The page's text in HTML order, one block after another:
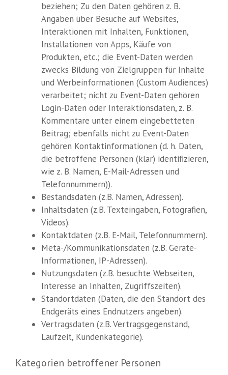
beziehen; Zu den Daten gehören z. B.
Angaben über Besuche auf Websites,
Interaktionen mit Inhalten, Funktionen,
Installationen von Apps, Käufe von
Produkten, etc.; die Event-Daten werden
zwecks Bildung von Zielgruppen für Inhalte
und Werbeinformationen (Custom Audiences)
verarbeitet; nicht zu Event-Daten gehören
Login-Daten oder Interaktionsdaten, z. B.
Kommentare unter einem eingebetteten
Beitrag; ebenfalls nicht zu Event-Daten
gehören Kontaktinformationen (d. h. Daten,
die betroffene Personen (klar) identifizieren,
wie z. B. Namen, E-Mail-Adressen und
Telefonnummern)).
Bestandsdaten (z.B. Namen, Adressen).
Inhaltsdaten (z.B. Texteingaben, Fotografien,
Videos).
Kontaktdaten (z.B. E-Mail, Telefonnummern).
Meta-/Kommunikationsdaten (z.B. Geräte-
Informationen, IP-Adressen).
Nutzungsdaten (z.B. besuchte Webseiten,
Interesse an Inhalten, Zugriffszeiten).
Standortdaten (Daten, die den Standort des
Endgeräts eines Endnutzers angeben).
Vertragsdaten (z.B. Vertragsgegenstand,
Laufzeit, Kundenkategorie).
Kategorien betroffener Personen